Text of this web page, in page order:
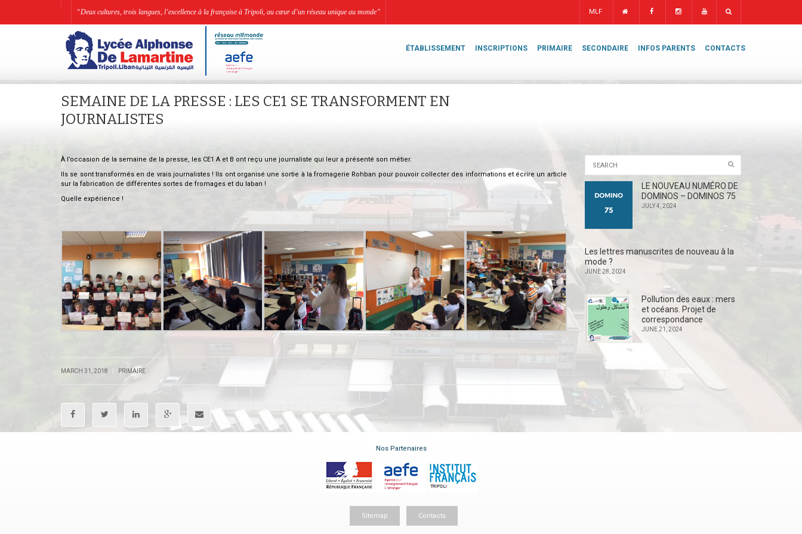
“Deux cultures, trois langues, l’excellence à la française à Tripoli, au cœur d’un réseau unique au monde” MLF
ÉTABLISSEMENT INSCRIPTIONS PRIMAIRE SECONDAIRE INFOS PARENTS CONTACTS
SEMAINE DE LA PRESSE : LES CE1 SE TRANSFORMENT EN
JOURNALISTES
À l’occasion de la semaine de la presse, les CE1 A et B ont reçu une journaliste qui leur a présenté son métier.
Ils se sont transformés en de vrais journalistes ! Ils ont organisé une sortie à la fromagerie Rohban pour pouvoir collecter des informations et écrire un article
sur la fabrication de différentes sortes de fromages et du laban !
Quelle expérience !
MARCH 31, 2018 | PRIMAIRE
LE NOUVEAU NUMÉRO DE
DOMINOS – DOMINOS 75
JULY 4, 2024
Les lettres manuscrites de nouveau à la
mode ?
JUNE 28, 2024
Pollution des eaux : mers
et océans. Projet de
correspondance
JUNE 21, 2024
Nos Partenaires
Sitemap Contacts